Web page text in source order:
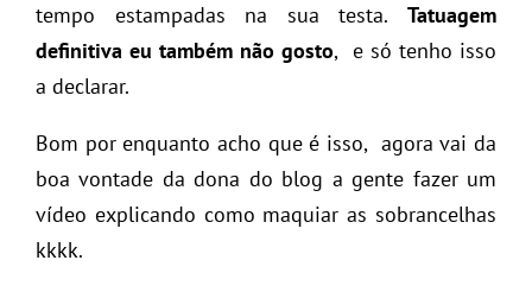
tempo estampadas na sua testa. Tatuagem
definitiva eu também não gosto, e só tenho isso
a declarar.
Bom por enquanto acho que é isso, agora vai da
boa vontade da dona do blog a gente fazer um
vídeo explicando como maquiar as sobrancelhas
kkkk.